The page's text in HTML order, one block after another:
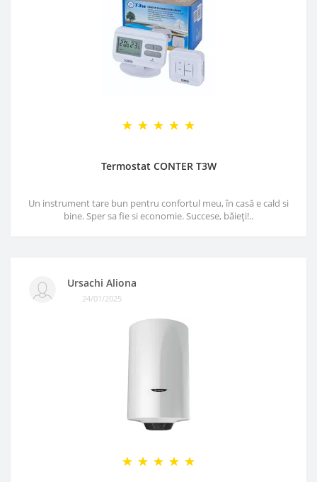
Termostat CONTER T3W
Un instrument tare bun pentru confortul meu, în casă e cald si
bine. Sper sa fie si economie. Succese, băieți!..
Ursachi Aliona
24/01/2025